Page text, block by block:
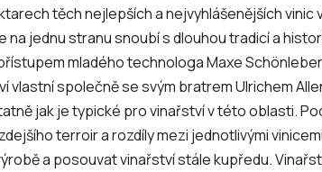
těch nejlepších a nejvyhlášenějších
na jednu stranu snoubí s dlouhou tradicí a
mladého technologa Maxe
vlastní společně se svým bratrem Ulrichem
jak je typické pro vinařství v této oblasti.
terroir a rozdíly mezi jednotlivými
a posouvat vinařství stále kupředu.